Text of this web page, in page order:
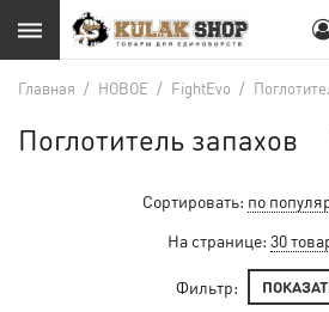
Главная / НОВОЕ / FightEvo /
Поглотитель запахов
Сортировать: по
На странице: 30
Фильтр: